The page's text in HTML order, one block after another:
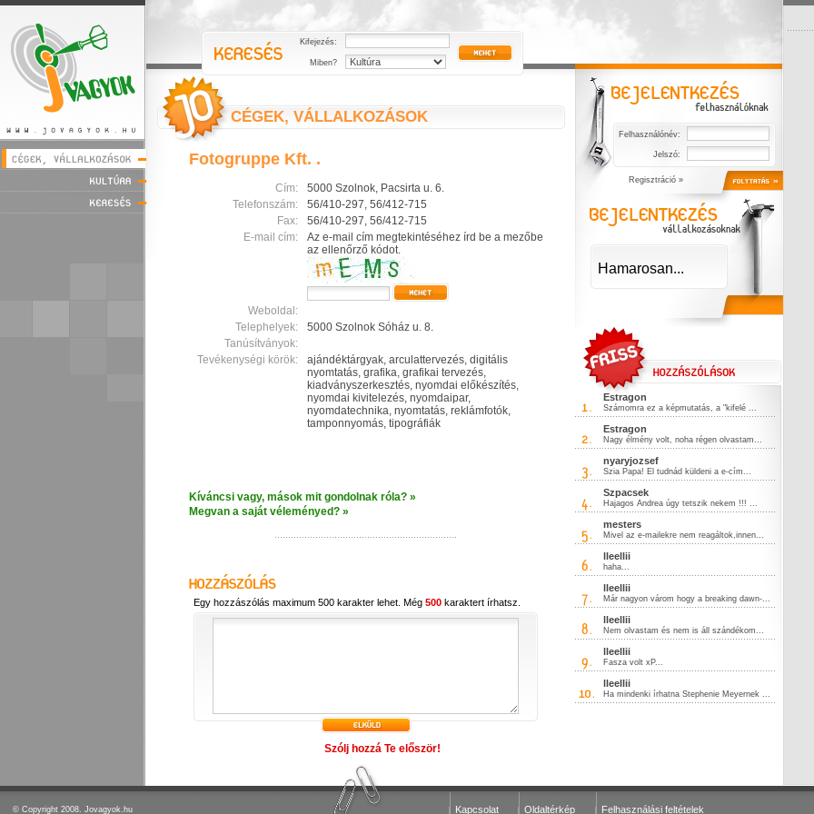
Kifejezés:
Miben?
CÉGEK, VÁLLALKOZÁSOK
Fotogruppe Kft. .
Cím:
5000 Szolnok, Pacsirta u. 6.
Telefonszám:
56/410-297, 56/412-715
Fax:
56/410-297, 56/412-715
E-mail cím:
Az e-mail cím megtekintéséhez írd be a mezőbe
az ellenőrző kódot.
Weboldal:
Telephelyek:
5000 Szolnok Sóház u. 8.
Tanúsítványok:
Tevékenységi körök:
ajándéktárgyak, arculattervezés, digitális
nyomtatás, grafika, grafikai tervezés,
kiadványszerkesztés, nyomdai előkészítés,
nyomdai kivitelezés, nyomdaipar,
nyomdatechnika, nyomtatás, reklámfotók,
tamponnyomás, tipográfiák
Kíváncsi vagy, mások mit gondolnak róla? »
Megvan a saját véleményed? »
Egy hozzászólás maximum 500 karakter lehet. Még 500 karaktert írhatsz.
Szólj hozzá Te először!
Felhasználónév:
Jelszó:
Regisztráció »
Hamarosan...
Estragon
Számomra ez a képmutatás, a "kifelé ...
Estragon
Nagy élmény volt, noha régen olvastam...
nyaryjozsef
Szia Papa! El tudnád küldeni a e-cím...
Szpacsek
Hajagos Andrea úgy tetszik nekem !!! ...
mesters
Mivel az e-mailekre nem reagáltok,innen...
lleellii
haha...
lleellii
Már nagyon várom hogy a breaking dawn-...
lleellii
Nem olvastam és nem is áll szándékom...
lleellii
Fasza volt xP...
lleellii
Ha mindenki írhatna Stephenie Meyernek ...
© Copyright 2008. Jovagyok.hu Kapcsolat Oldaltérkép Felhasználási feltételek